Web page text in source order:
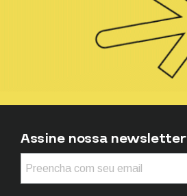
Assine nossa newsletter